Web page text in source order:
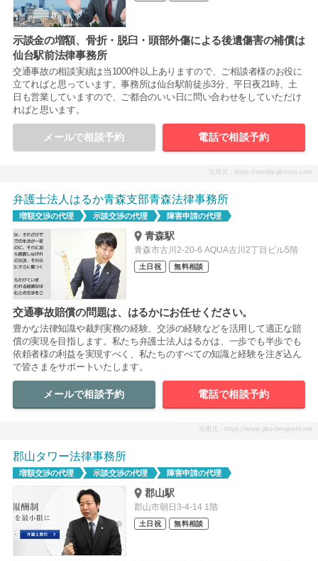
示談金の増額、骨折・脱臼・頭部外傷による後遺傷害の補償は
仙台駅前法律事務所
交通事故の相談実績は当1000件以上ありますので、ご相談者様のお役に
立てればと思っています。事務所は仙台駅前徒歩3分、平日夜21時、土
日も営業していますので、ご都合のいい日に問い合わせをしていただけ
ればと思います。
メールで相談予約 電話で相談予約
引用元：https://sendai-jikosos.com
弁護士法人はるか青森支部青森法律事務所
増額交渉の代理 示談交渉の代理 障害申請の代理
青森駅
青森市古川2-20-6 AQUA古川2丁目ビル5階
土日祝 無料相談
交通事故賠償の問題は、はるかにお任せください。
豊かな法律知識や裁判実務の経験、交渉の経験などを活用して適正な賠
償の実現を目指します。私たち弁護士法人はるかは、一歩でも半歩でも
依頼者様の利益を実現すべく、私たちのすべての知識と経験を注ぎ込ん
で皆さまをサポートいたします。
メールで相談予約 電話で相談予約
引用元：https://www.jiko-bengoshi.net
郡山タワー法律事務所
増額交渉の代理 示談交渉の代理 障害申請の代理
郡山駅
郡山市朝日3-4-14 1階
土日祝 無料相談